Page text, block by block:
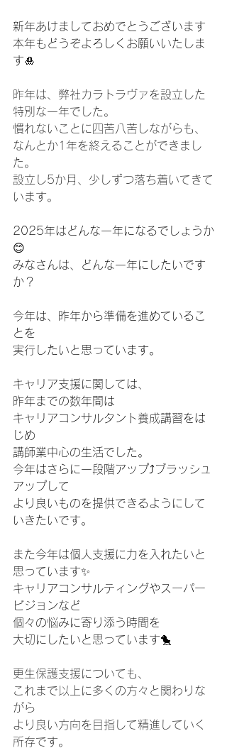
新年あけましておめでとうございます
本年もどうぞよろしくお願いいたしま
す🎍
昨年は、弊社カラトラヴァを設立した
特別な一年でした。
慣れないことに四苦八苦しながらも、
なんとか1年を終えることができまし
た。
設立し5か月、少しずつ落ち着いてきて
います。
2025年はどんな一年になるでしょうか
😊
みなさんは、どんな一年にしたいです
か？
今年は、昨年から準備を進めているこ
とを
実行したいと思っています。
キャリア支援に関しては、
昨年までの数年間は
キャリアコンサルタント養成講習をは
じめ
講師業中心の生活でした。
今年はさらに一段階アップ⤴️ブラッシュ
アップして
より良いものを提供できるようにして
いきたいです。
また今年は個人支援に力を入れたいと
思っています✨
キャリアコンサルティングやスーパー
ビジョンなど
個々の悩みに寄り添う時間を
大切にしたいと思っています🐤
更生保護支援についても、
これまで以上に多くの方々と関わりな
がら
より良い方向を目指して精進していく
所存です。